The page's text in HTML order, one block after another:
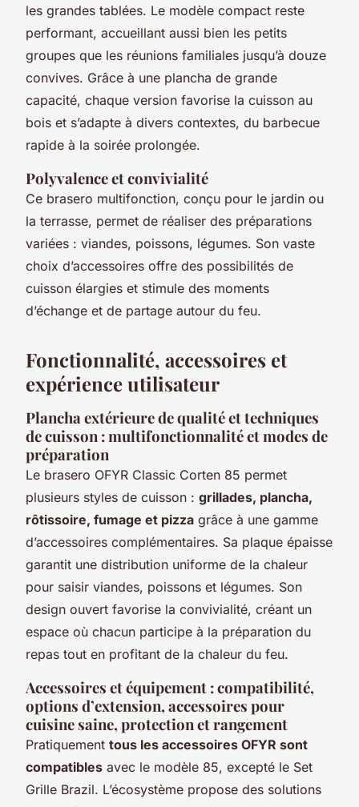
les grandes tablées. Le modèle compact reste
performant, accueillant aussi bien les petits
groupes que les réunions familiales jusqu’à douze
convives. Grâce à une plancha de grande
capacité, chaque version favorise la cuisson au
bois et s’adapte à divers contextes, du barbecue
rapide à la soirée prolongée.
Polyvalence et convivialité
Ce brasero multifonction, conçu pour le jardin ou
la terrasse, permet de réaliser des préparations
variées : viandes, poissons, légumes. Son vaste
choix d’accessoires offre des possibilités de
cuisson élargies et stimule des moments
d’échange et de partage autour du feu.
Fonctionnalité, accessoires et
expérience utilisateur
Plancha extérieure de qualité et techniques
de cuisson : multifonctionnalité et modes de
préparation
Le brasero OFYR Classic Corten 85 permet
plusieurs styles de cuisson : grillades, plancha,
rôtissoire, fumage et pizza grâce à une gamme
d’accessoires complémentaires. Sa plaque épaisse
garantit une distribution uniforme de la chaleur
pour saisir viandes, poissons et légumes. Son
design ouvert favorise la convivialité, créant un
espace où chacun participe à la préparation du
repas tout en profitant de la chaleur du feu.
Accessoires et équipement : compatibilité,
options d’extension, accessoires pour
cuisine saine, protection et rangement
Pratiquement tous les accessoires OFYR sont
compatibles avec le modèle 85, excepté le Set
Grille Brazil. L’écosystème propose des solutions